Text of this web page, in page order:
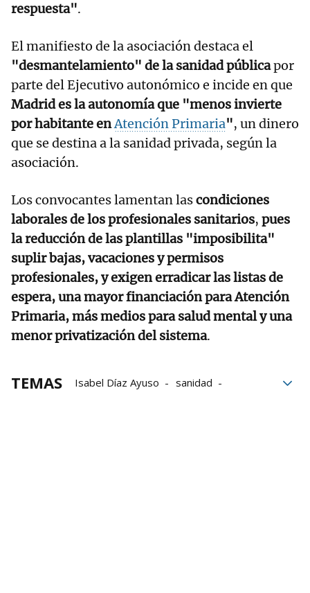
respuesta".
El manifiesto de la asociación destaca el
"desmantelamiento" de la sanidad públicapor
parte del Ejecutivo autonómico e incide en que
Madrid es la autonomía que "menos invierte
por habitante enAtención Primaria", un dinero
que se destina a la sanidad privada, según la
asociación.
Los convocantes lamentan lascondiciones
laborales de los profesionales sanitarios, pues
la reducción de las plantillas "imposibilita"
suplir bajas, vacaciones y permisos
profesionales, y exigen erradicar las listas de
espera, una mayor financiación para Atención
Primaria, más medios para salud mental y una
menor privatización del sistema.
TEMAS Isabel Díaz Ayuso
sanidad